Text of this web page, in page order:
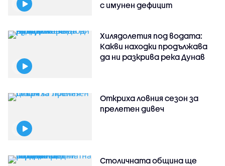
с имунен дефицит
Хилядолетия под водата:
Какви находки продължава
да ни разкрива река Дунав
Откриха ловния сезон за
прелетен дивеч
Столичната община ще